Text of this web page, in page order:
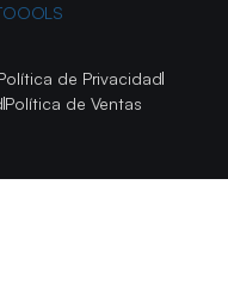
de Privacidad
Política de Ventas